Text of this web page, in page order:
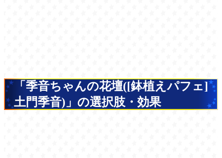
「季音ちゃんの花壇([鉢植えパフェ]
土門季音)」の選択肢・効果